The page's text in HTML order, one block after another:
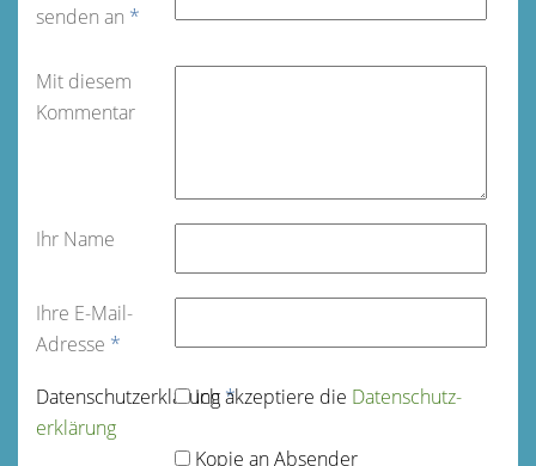
senden an *
Mit diesem
Kommentar
Ihr Name
Ihre E-Mail-
Adresse *
Datenschutz­erklärung*
Ich akzeptiere die Datenschutz­
erklärung
Kopie an Absender